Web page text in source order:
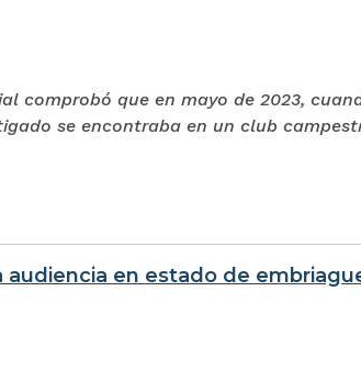
comprobó que en mayo de 2023,
se encontraba en un club
en estado de